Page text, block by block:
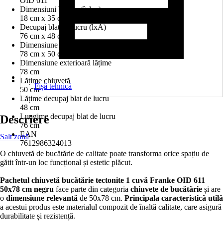
Dimensiuni bazine (îxlxa)
18 cm x 35 cm x 43 cm
Decupaj blat de lucru (lxA)
76 cm x 48 cm
Dimensiune exterioară (lxA)
78 cm x 50 cm
Dimensiune exterioară lățime
78 cm
Lățime chiuvetă
50 cm
Lățime decupaj blat de lucru
48 cm
Lungime decupaj blat de lucru
76 cm
EAN
7612986324013
Fișă tehnică
Descriere
Salt zonă
O chiuvetă de bucătărie de calitate poate transforma orice spațiu de
gătit într-un loc funcțional și estetic plăcut.
Pachetul chiuvetă bucătărie tectonite 1 cuvă Franke OID 611
50x78 cm negru face parte din categoria chiuvete de bucătărie și are
o dimensiune relevantă de 50x78 cm. Principala caracteristică utilă
a acestui produs este materialul compozit de înaltă calitate, care asigură
durabilitate și rezistență.